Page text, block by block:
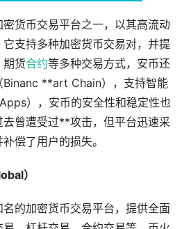
货币交易平台之一，以其高流动
支持多种加密货币交易对，并提
期货合约等多种交易方式，安币还
Binanc **art Chain），支持智能
），安币的安全性和稳定性也
曾遭受过**攻击，但平台迅速采
偿了用户的损失。
）
的加密货币交易平台，提供全面